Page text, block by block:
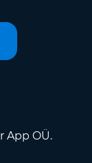
App OÜ.